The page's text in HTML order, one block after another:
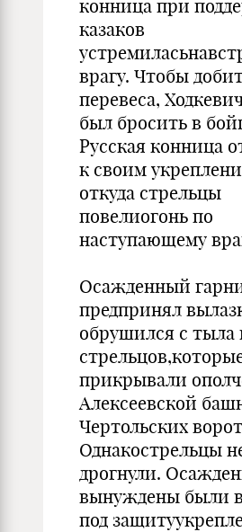
конница при
казаков
врагу. Чтобы
перевеса,
был бросить в
Русская конница
к своим
откуда стрельцы
повелиогонь по
наступающему
Осажденный
предпринял
обрушился с тыла
прикрывали
Алексеевской
Чертольских
Однакострельцы
дрогнули.
вынуждены были
под